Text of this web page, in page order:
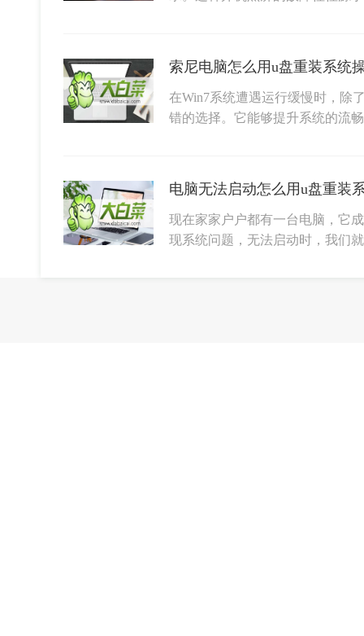
在Win7系统遭遇运行缓慢时，除
错的选择。它能够提升系统的流
电脑无法启动怎么用u盘重装
现在家家户户都有一台电脑，它
现系统问题，无法启动时，我们